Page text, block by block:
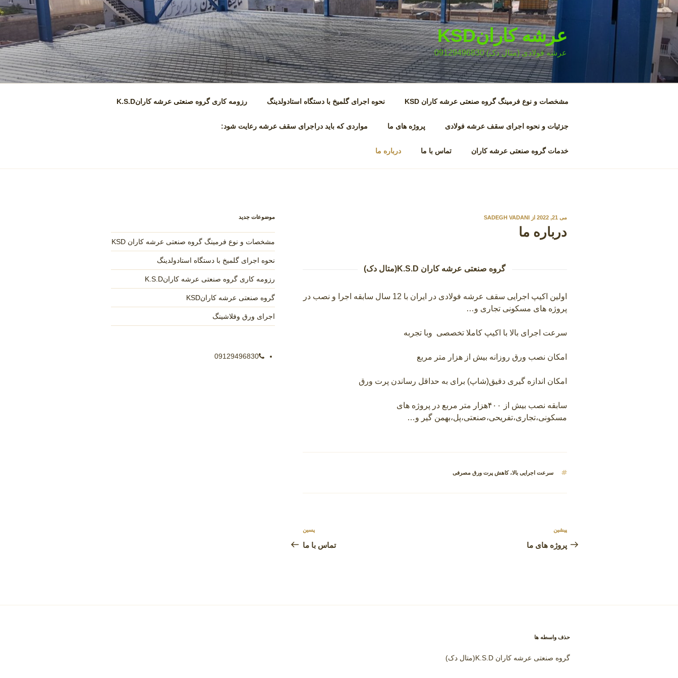
رفتن
به
محتوا
عرشه کارانKSD
عرشه فولادی (متال دک) 09129496830
مشخصات و نوع فرمینگ گروه صنعتی عرشه کاران KSD نحوه اجرای گلمیخ با دستگاه استادولدینگ رزومه کاری گروه صنعتی عرشه کارانK.S.D
جزئیات و نحوه اجرای سقف عرشه فولادی پروژه های ما مواردی که باید دراجرای سقف عرشه رعایت شود:
خدمات گروه صنعتی عرشه کاران تماس با ما درباره ما
نوشته‌شده
می 21, 2022 از SADEGH VADANI
درباره ما
گروه صنعتی عرشه کاران K.S.D(متال دک)
اولین اکیپ اجرایی سقف عرشه فولادی در ایران با 12 سال سابقه اجرا و نصب در
پروژه های مسکونی تجاری و…
سرعت اجرای بالا با اکیپ کاملا تخصصی وبا تجربه
امکان نصب ورق روزانه بیش از هزار متر مربع
امکان اندازه گیری دقیق(شاپ) برای به حداقل رساندن پرت ورق
سابقه نصب بیش از ۴۰۰هزار متر مربع در پروژه های
مسکونی،تجاری،تفریحی،صنعتی،پل،بهمن گیر و…
برچسب‌ها
سرعت اجرایی بالا،کاهش پرت ورق مصرفی
راهبری
نوشته
نوشته
قبلی
پیشین
پروژه های ما
نوشته‌ٔ
بعدی
پسین
تماس با ما
موضوعات جدید
مشخصات و نوع فرمینگ گروه صنعتی عرشه کاران KSD
نحوه اجرای گلمیخ با دستگاه استادولدینگ
رزومه کاری گروه صنعتی عرشه کارانK.S.D
گروه صنعتی عرشه کارانKSD
اجرای ورق وفلاشینگ
09129496830
حذف واسطه ها
گروه صنعتی عرشه کاران K.S.D(متال دک)